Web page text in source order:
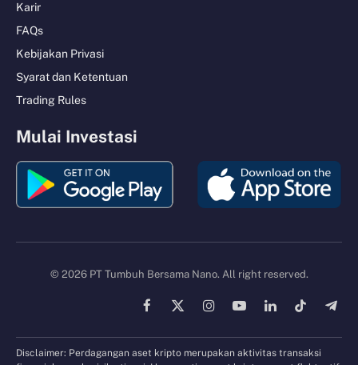
Karir
FAQs
Kebijakan Privasi
Syarat dan Ketentuan
Trading Rules
Mulai Investasi
© 2026 PT Tumbuh Bersama Nano. All right reserved.
Facebook
X
InstagramYouTubeLinkedInTikTok
Disclaimer: Perdagangan aset kripto merupakan aktivitas transaksi